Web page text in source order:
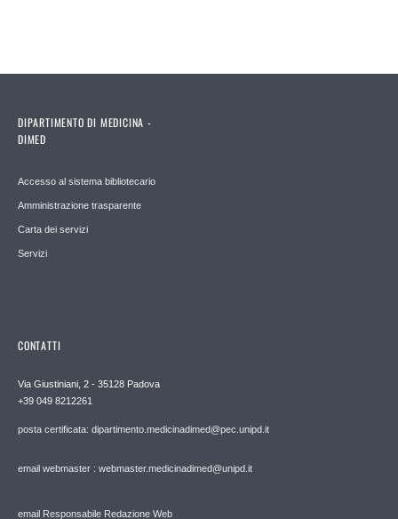
DIPARTIMENTO DI MEDICINA -
DIMED
Accesso al sistema bibliotecario
Amministrazione trasparente
Carta dei servizi
Servizi
CONTATTI
Via Giustiniani, 2 - 35128 Padova
+39 049 8212261
posta certificata: dipartimento.medicinadimed@pec.unipd.it
email webmaster : webmaster.medicinadimed@unipd.it
email Responsabile Redazione Web